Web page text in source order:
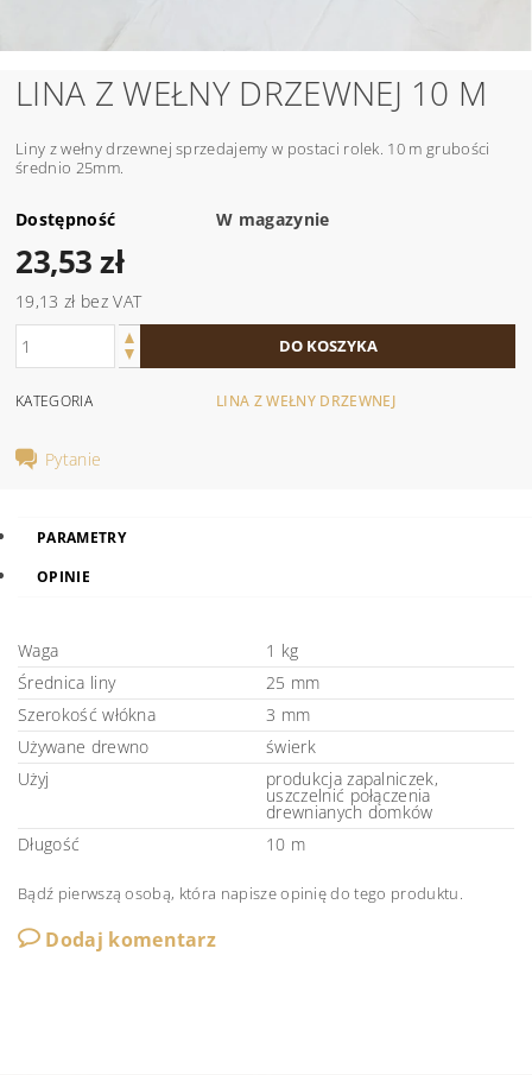
LINA Z WEŁNY DRZEWNEJ 10 M
Liny z wełny drzewnej sprzedajemy w postaci rolek. 10 m grubości
średnio 25mm.
Dostępność W magazynie
23,53 zł
19,13 zł bez VAT
KATEGORIA LINA Z WEŁNY DRZEWNEJ
Pytanie
PARAMETRY
OPINIE
Waga
1 kg
Średnica liny
25 mm
Szerokość włókna
3 mm
Używane drewno
świerk
Użyj
produkcja zapalniczek,
uszczelnić połączenia
drewnianych domków
Długość
10 m
Bądź pierwszą osobą, która napisze opinię do tego produktu.
Dodaj komentarz